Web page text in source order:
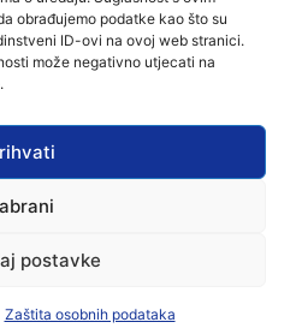
obrađujemo podatke kao što su
ID-ovi na ovoj web stranici.
može negativno utjecati na
postavke
Zaštita osobnih podataka
mjere protiv afričke svinjske
u područjima visokog rizika!
2026
premijerno prikazan film
branitelja